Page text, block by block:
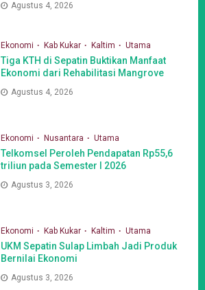
Agustus 4, 2026
Ekonomi Kab Kukar Kaltim Utama
Tiga KTH di Sepatin Buktikan Manfaat
Ekonomi dari Rehabilitasi Mangrove
Agustus 4, 2026
Ekonomi Nusantara Utama
Telkomsel Peroleh Pendapatan Rp55,6
triliun pada Semester I 2026
Agustus 3, 2026
Ekonomi Kab Kukar Kaltim Utama
UKM Sepatin Sulap Limbah Jadi Produk
Bernilai Ekonomi
Agustus 3, 2026